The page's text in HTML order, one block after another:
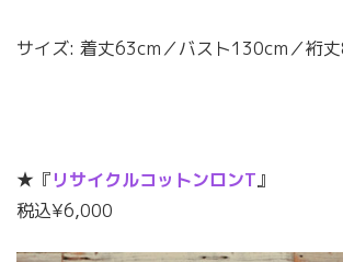
サイズ: 着丈63cm／バスト130cm／裄
★『リサイクルコットンロンT』
税込¥6,000